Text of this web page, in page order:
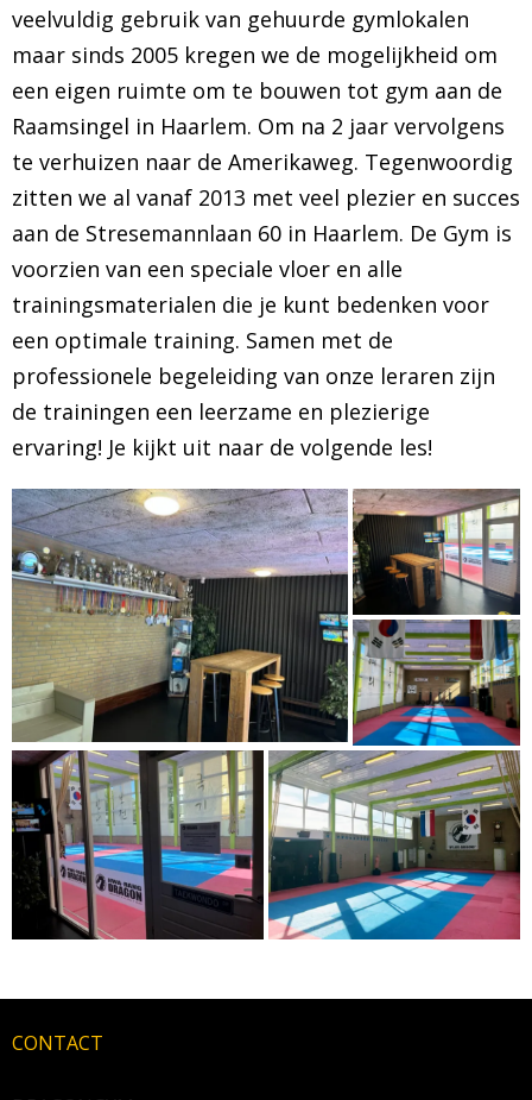
veelvuldig gebruik van gehuurde gymlokalen
maar sinds 2005 kregen we de mogelijkheid om
een eigen ruimte om te bouwen tot gym aan de
Raamsingel in Haarlem. Om na 2 jaar vervolgens
te verhuizen naar de Amerikaweg. Tegenwoordig
zitten we al vanaf 2013 met veel plezier en succes
aan de Stresemannlaan 60 in Haarlem. De Gym is
voorzien van een speciale vloer en alle
trainingsmaterialen die je kunt bedenken voor
een optimale training. Samen met de
professionele begeleiding van onze leraren zijn
de trainingen een leerzame en plezierige
ervaring! Je kijkt uit naar de volgende les!
CONTACT